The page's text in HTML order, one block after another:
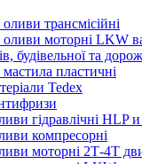
трансмісійні
оливи моторні LKW
будівельної та
пластичні
Tedex
гідравлічні HLP
компресорні
моторні 2Т-4Т